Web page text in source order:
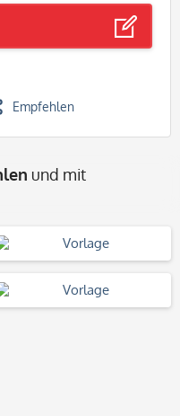
Empfehlen
und mit